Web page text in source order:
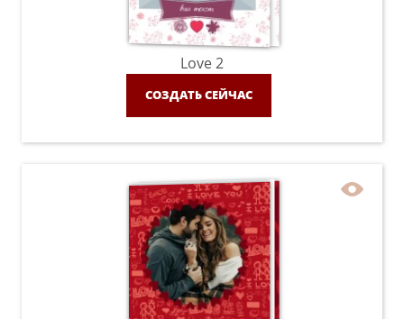
Love 2
СОЗДАТЬ СЕЙЧАС